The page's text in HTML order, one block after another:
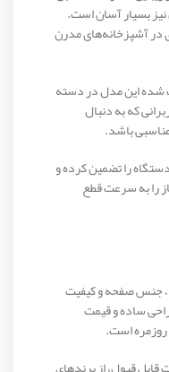
بسیار آسان است.
آشپزخانه‌های مدرن
شده این مدل در دسته
که به دنبال
باشد.
را تضمین کرده و
را به سرعت قطع
جنس صفحه و کیفیت
ساده و قیمت
روزمره است.